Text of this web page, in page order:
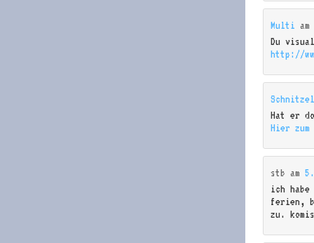
Multi am
Du
http://
Schnitzel
Hat er
Hier
stb am
ich habe
ferien,
zu.